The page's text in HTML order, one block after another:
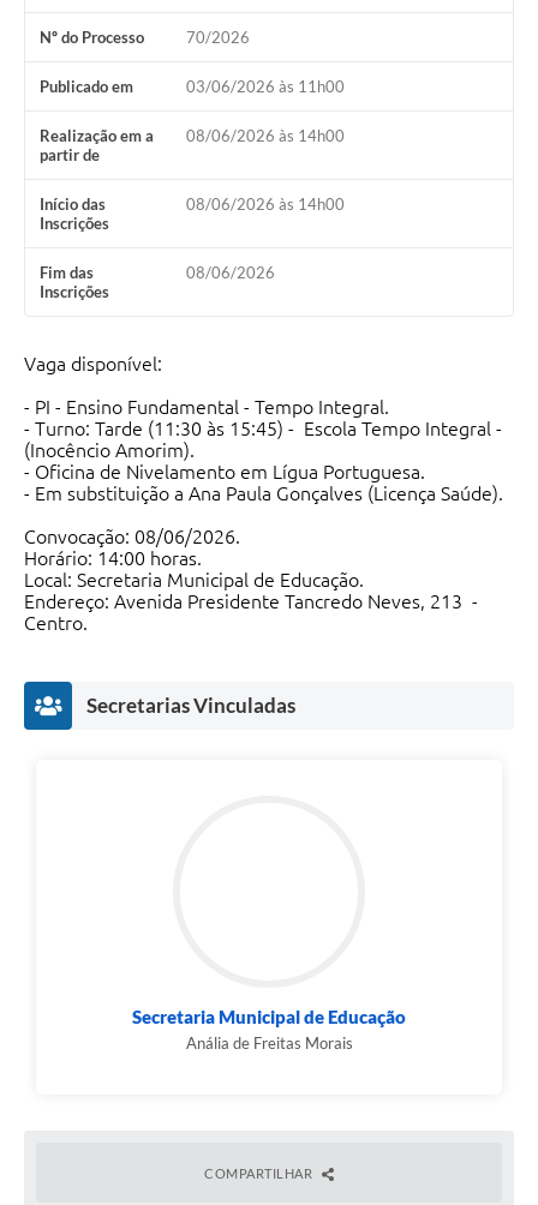
Nº do Processo 70/2026
Publicado em 03/06/2026 às 11h00
Realização em a
partir de
08/06/2026 às 14h00
Início das
Inscrições
08/06/2026 às 14h00
Fim das
Inscrições
08/06/2026
Vaga disponível:
- PI - Ensino Fundamental - Tempo Integral.
- Turno: Tarde (11:30 às 15:45) - Escola Tempo Integral -
(Inocêncio Amorim).
- Oficina de Nivelamento em Lígua Portuguesa.
- Em substituição a Ana Paula Gonçalves (Licença Saúde).
Convocação: 08/06/2026.
Horário: 14:00 horas.
Local: Secretaria Municipal de Educação.
Endereço: Avenida Presidente Tancredo Neves, 213 -
Centro.
Secretarias Vinculadas
Secretaria Municipal de Educação
Anália de Freitas Morais
COMPARTILHAR